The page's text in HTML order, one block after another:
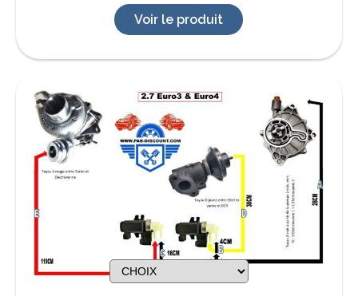
Voir le produit